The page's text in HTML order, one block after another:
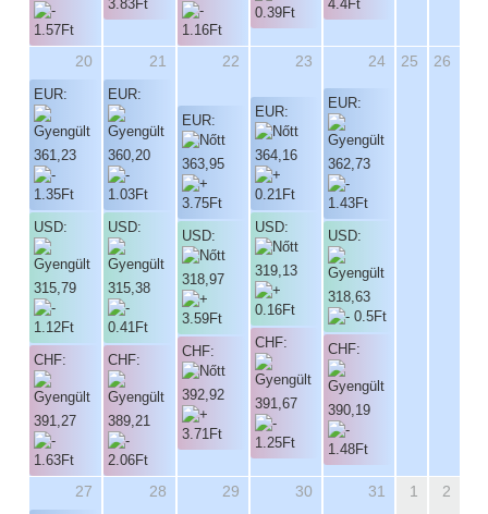
20
EUR:
361,23
USD:
315,79
CHF:
391,27
21
EUR:
360,20
USD:
315,38
CHF:
389,21
22
EUR:
363,95
USD:
318,97
CHF:
392,92
23
EUR:
364,16
USD:
319,13
CHF:
391,67
24
EUR:
362,73
USD:
318,63
CHF:
390,19
25 26
27 28 29 30 31 1 2